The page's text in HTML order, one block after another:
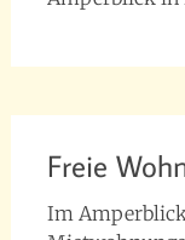
Freie
Im